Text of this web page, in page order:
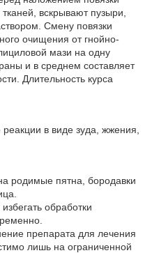
вскрывают пузыри,
Смену повязки
очищения от гнойно-
мази на одну
и в среднем составляет
Длительность курса
в виде зуда, жжения,
родимые пятна, бородавки
обработки
препарата для лечения
лишь на ограниченной